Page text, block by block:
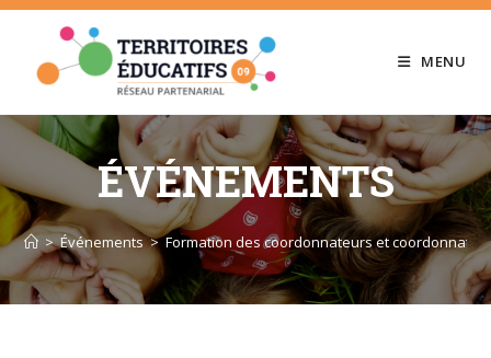
Skip
content
MENU
ÉVÉNEMENTS
> Événements > Formation des coordonnateurs et